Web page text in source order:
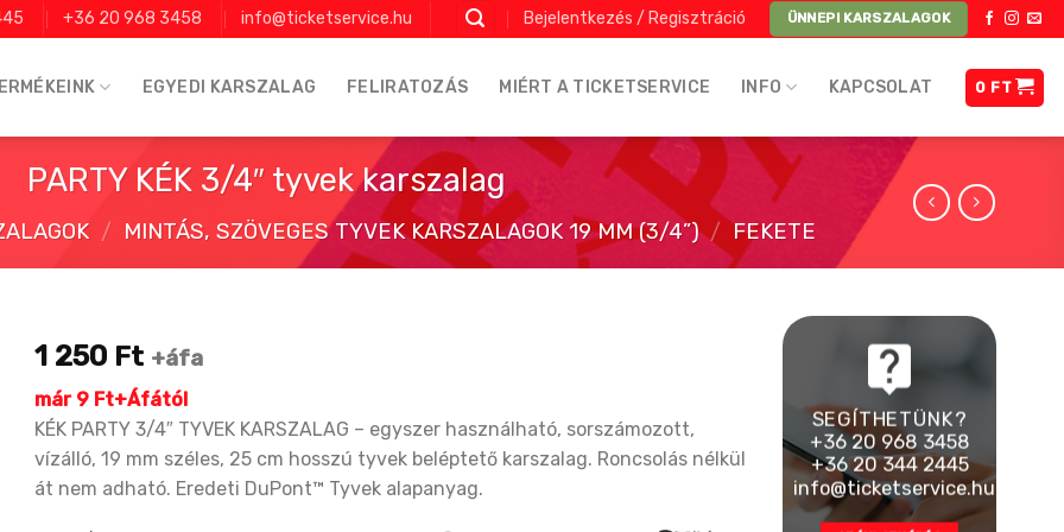
+36 20 968 3458 info@ticketservice.hu Bejelentkezés / Regisztráció ÜNNEPI KARSZALAGOK
EGYEDI KARSZALAG FELIRATOZÁS MIÉRT A TICKETSERVICE INFO KAPCSOLAT 0 FT
PARTY KÉK 3/4″ tyvek karszalag
/ MINTÁS, SZÖVEGES TYVEK KARSZALAGOK 19 MM (3/4”) / FEKETE
1 250 Ft +áfa
már 9 Ft+Áfától
KÉK PARTY 3/4″ TYVEK KARSZALAG – egyszer használható, sorszámozott,
vízálló, 19 mm széles, 25 cm hosszú tyvek beléptető karszalag. Roncsolás nélkül
át nem adható. Eredeti DuPont™ Tyvek alapanyag.
SEGÍTHETÜNK?
+36 20 968 3458
+36 20 344 2445
info@ticketservice.hu